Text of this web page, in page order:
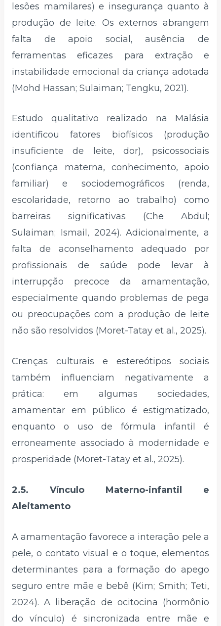
lesões mamilares) e insegurança quanto à
produção de leite. Os externos abrangem
falta de apoio social, ausência de
ferramentas eficazes para extração e
instabilidade emocional da criança adotada
(Mohd Hassan; Sulaiman; Tengku, 2021).
Estudo qualitativo realizado na Malásia
identificou fatores biofísicos (produção
insuficiente de leite, dor), psicossociais
(confiança materna, conhecimento, apoio
familiar) e sociodemográficos (renda,
escolaridade, retorno ao trabalho) como
barreiras significativas (Che Abdul;
Sulaiman; Ismail, 2024). Adicionalmente, a
falta de aconselhamento adequado por
profissionais de saúde pode levar à
interrupção precoce da amamentação,
especialmente quando problemas de pega
ou preocupações com a produção de leite
não são resolvidos (Moret-Tatay et al., 2025).
Crenças culturais e estereótipos sociais
também influenciam negativamente a
prática: em algumas sociedades,
amamentar em público é estigmatizado,
enquanto o uso de fórmula infantil é
erroneamente associado à modernidade e
prosperidade (Moret-Tatay et al., 2025).
2.5. Vínculo Materno-infantil e
Aleitamento
A amamentação favorece a interação pele a
pele, o contato visual e o toque, elementos
determinantes para a formação do apego
seguro entre mãe e bebê (Kim; Smith; Teti,
2024). A liberação de ocitocina (hormônio
do vínculo) é sincronizada entre mãe e